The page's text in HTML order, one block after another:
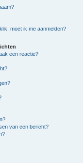
moet ik me aanmelden?
een reactie?
van een bericht?